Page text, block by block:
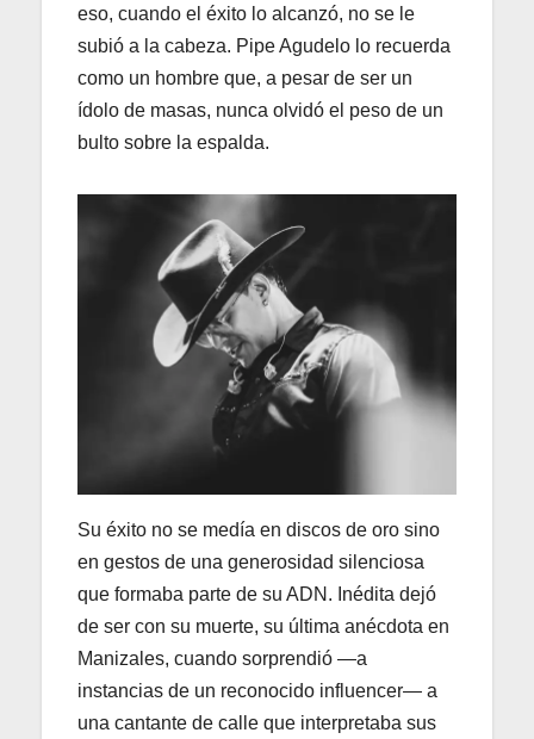
eso, cuando el éxito lo alcanzó, no se le
subió a la cabeza. Pipe Agudelo lo recuerda
como un hombre que, a pesar de ser un
ídolo de masas, nunca olvidó el peso de un
bulto sobre la espalda.
Su éxito no se medía en discos de oro sino
en gestos de una generosidad silenciosa
que formaba parte de su ADN. Inédita dejó
de ser con su muerte, su última anécdota en
Manizales, cuando sorprendió —a
instancias de un reconocido influencer— a
una cantante de calle que interpretaba sus